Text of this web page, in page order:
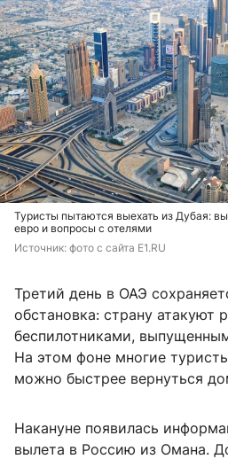
Туристы пытаются выехать из Дубая:
евро и вопросы с отелями
Источник: фото с сайта E1.RU
Третий день в ОАЭ
обстановка: страну атакуют
беспилотниками,
На этом фоне многие
можно быстрее вернуться
Накануне появилась
вылета в Россию из Омана.